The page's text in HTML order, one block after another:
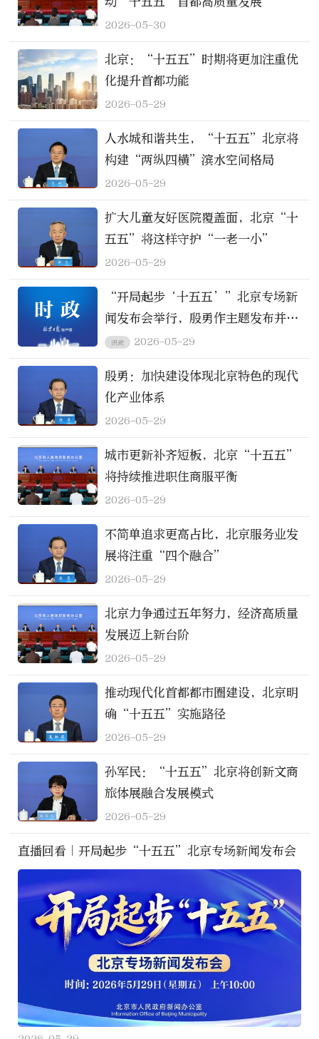
2026-05-30
北京：“十五五”时期将更加注重优
化提升首都功能
2026-05-29
人水城和谐共生，“十五五”北京将
构建“两纵四横”滨水空间格局
2026-05-29
扩大儿童友好医院覆盖面，北京“十
五五”将这样守护“一老一小”
2026-05-29
“开局起步‘十五五’”北京专场新
闻发布会举行，殷勇作主题发布并答
记者问
识政 2026-05-29
殷勇：加快建设体现北京特色的现代
化产业体系
2026-05-29
城市更新补齐短板，北京“十五五”
将持续推进职住商服平衡
2026-05-29
不简单追求更高占比，北京服务业发
展将注重“四个融合”
2026-05-29
北京力争通过五年努力，经济高质量
发展迈上新台阶
2026-05-29
推动现代化首都都市圈建设，北京明
确“十五五”实施路径
2026-05-29
孙军民：“十五五”北京将创新文商
旅体展融合发展模式
2026-05-29
直播回看｜开局起步“十五五”北京专场新闻发布会